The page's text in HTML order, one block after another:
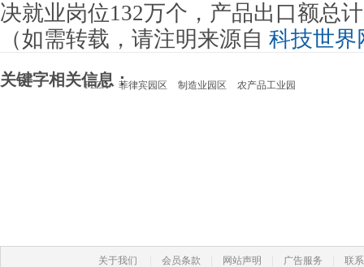
决就业岗位132万个，产品出口额总
（如需转载，请注明来源自 科技世界
关键字相关信息：
PEZA 菲律宾园区 制造业园区 农产品工业园
关于我们 会员条款 网站声明 广告服务 联